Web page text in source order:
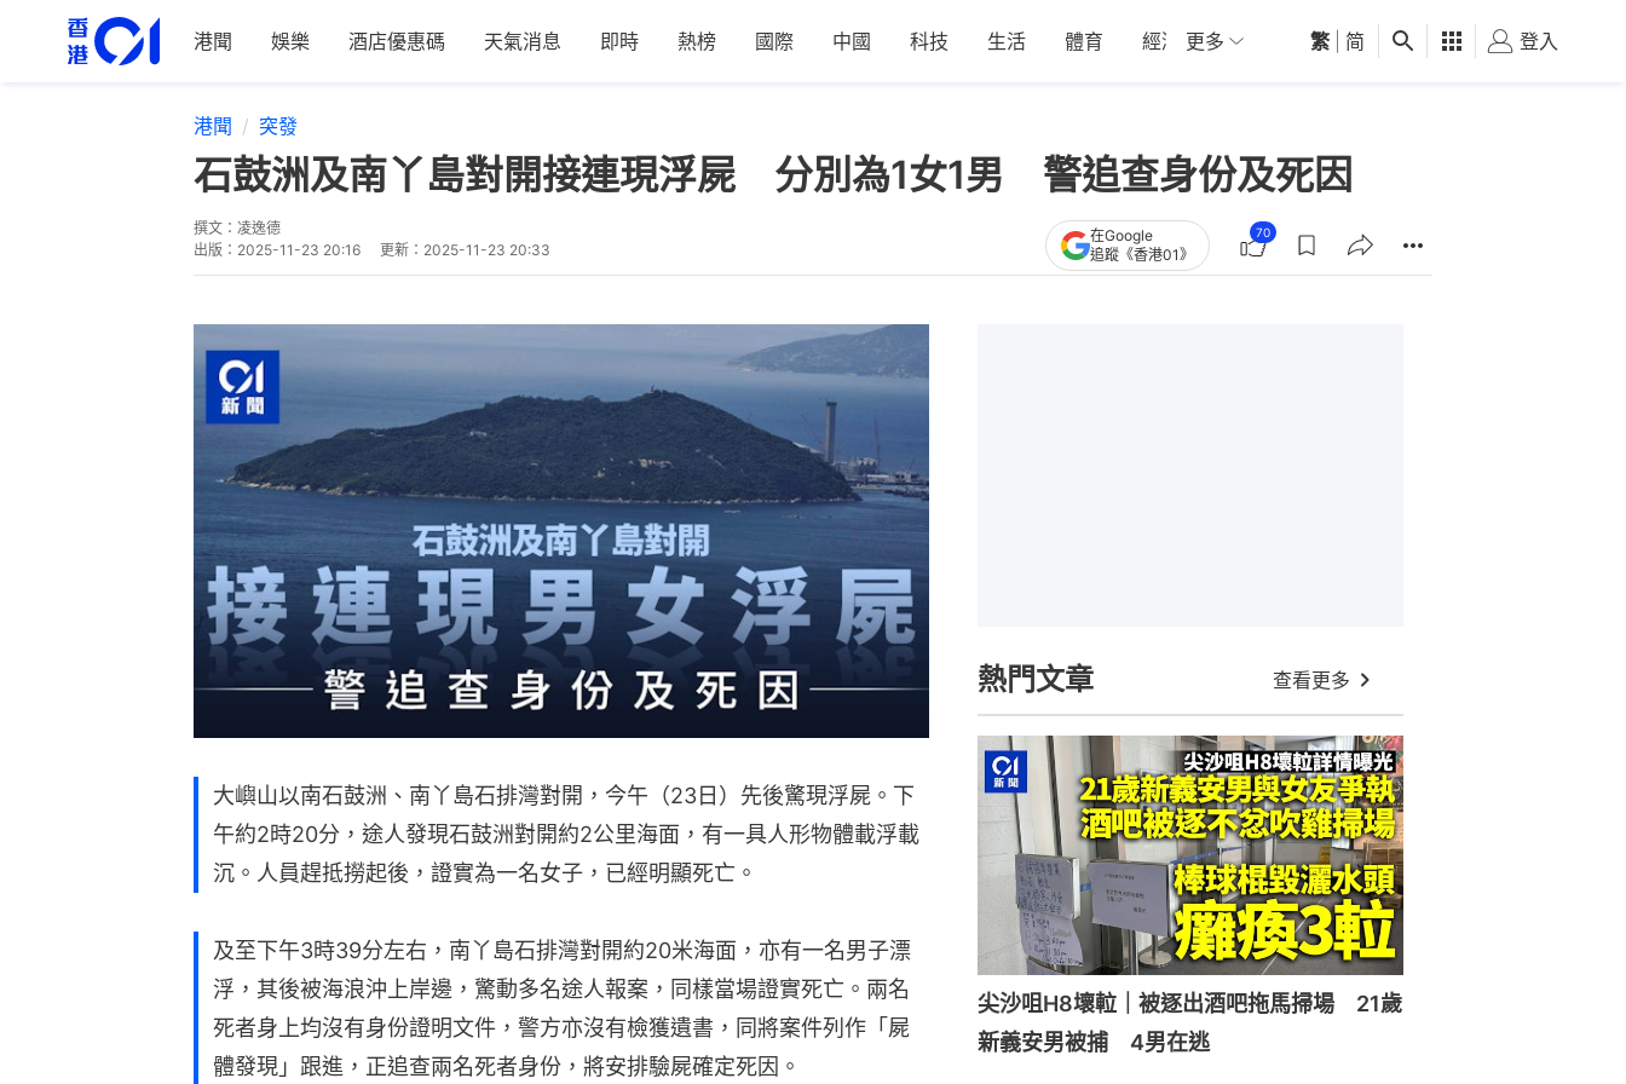
港聞 娛樂 酒店優惠碼 天氣消息 即時 熱榜 國際 中國 科技 生活 體育 經濟 01深圳 觀點 健康 好食玩飛
更多 繁 简 登入
港聞 突發
石鼓洲及南丫島對開接連現浮屍 分別為1女1男 警追查身份及死因
撰文： 凌逸德
出版： 2025-11-23 20:16 更新： 2025-11-23 20:33
在Google
追蹤《香港01》
70
大嶼山以南石鼓洲、南丫島石排灣對開，今午（23日）先後驚現浮屍。下
午約2時20分，途人發現石鼓洲對開約2公里海面，有一具人形物體載浮載
沉。人員趕抵撈起後，證實為一名女子，已經明顯死亡。
及至下午3時39分左右，南丫島石排灣對開約20米海面，亦有一名男子漂
浮，其後被海浪沖上岸邊，驚動多名途人報案，同樣當場證實死亡。兩名
死者身上均沒有身份證明文件，警方亦沒有檢獲遺書，同將案件列作「屍
體發現」跟進，正追查兩名死者身份，將安排驗屍確定死因。
熱門文章 查看更多
尖沙咀H8壞𨋢｜被逐出酒吧拖馬掃場 21歲
新義安男被捕 4男在逃